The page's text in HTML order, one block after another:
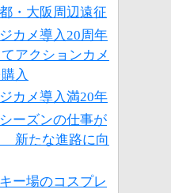
・大阪周辺遠征
カメ導入20周年
アクションカメ
入
カメ導入満20年
ーズンの仕事が
新たな進路に向
ー場のコスプレ